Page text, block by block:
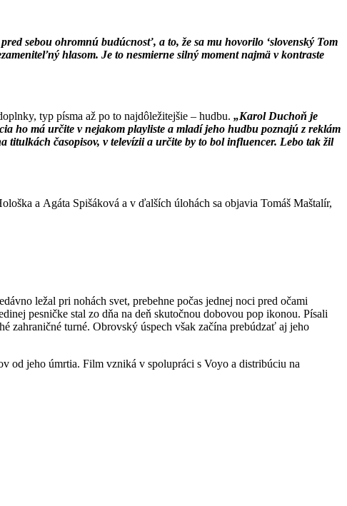
sebou ohromnú budúcnosť, a to, že sa mu hovorilo ‘slovenský Tom
hlasom. Je to nesmierne silný moment najmä v kontraste
typ písma až po to najdôležitejšie – hudbu. „Karol Duchoň je
ho má určite v nejakom playliste a mladí jeho hudbu poznajú z reklám
titulkách časopisov, v televízii a určite by to bol influencer. Lebo tak žil
a Agáta Spišáková a v ďalších úlohách sa objavia Tomáš Maštalír,
ležal pri nohách svet, prebehne počas jednej noci pred očami
pesničke stal zo dňa na deň skutočnou dobovou pop ikonou. Písali
zahraničné turné. Obrovský úspech však začína prebúdzať aj jeho
od jeho úmrtia. Film vzniká v spolupráci s Voyo a distribúciu na